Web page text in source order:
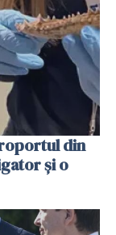
din
și o